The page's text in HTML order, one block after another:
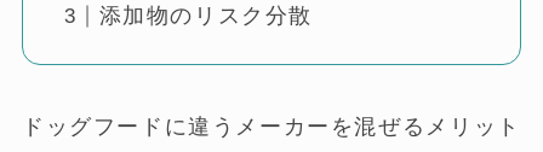
添加物のリスク分散
ドッグフードに違うメーカーを混ぜるメリット